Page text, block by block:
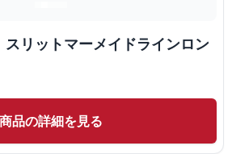
スリットマーメイドラインロン
商品の詳細を見る